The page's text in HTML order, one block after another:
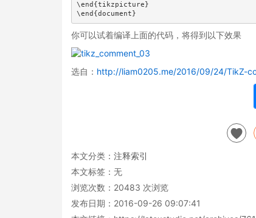
\end{tikzpicture}
\end{document}
你可以试着编译上面的代码，将得到以下效果
选自： http://liam0205.me/2016/09/24/TikZ-
本文分类： 注释索引
本文标签：无
浏览次数： 20483 次浏览
发布日期：2016-09-26 09:07:41